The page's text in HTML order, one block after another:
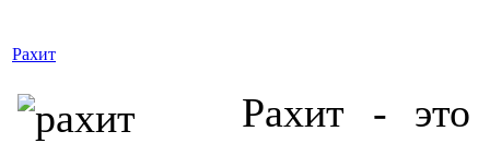
Рахит
Рахит - это